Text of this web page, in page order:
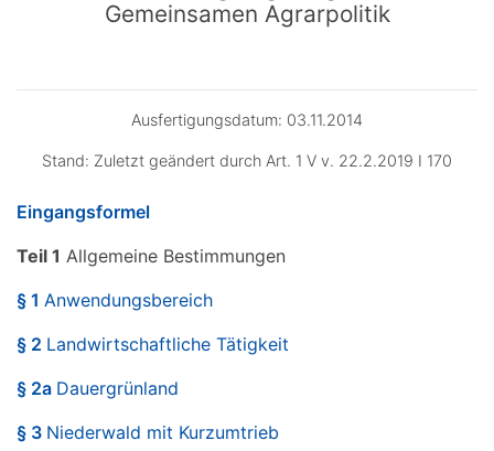
Gemeinsamen Agrarpolitik
Ausfertigungsdatum: 03.11.2014
Stand: Zuletzt geändert durch Art. 1 V v. 22.2.2019 I 170
Eingangsformel
Teil 1 Allgemeine Bestimmungen
§ 1 Anwendungsbereich
§ 2 Landwirtschaftliche Tätigkeit
§ 2a Dauergrünland
§ 3 Niederwald mit Kurzumtrieb